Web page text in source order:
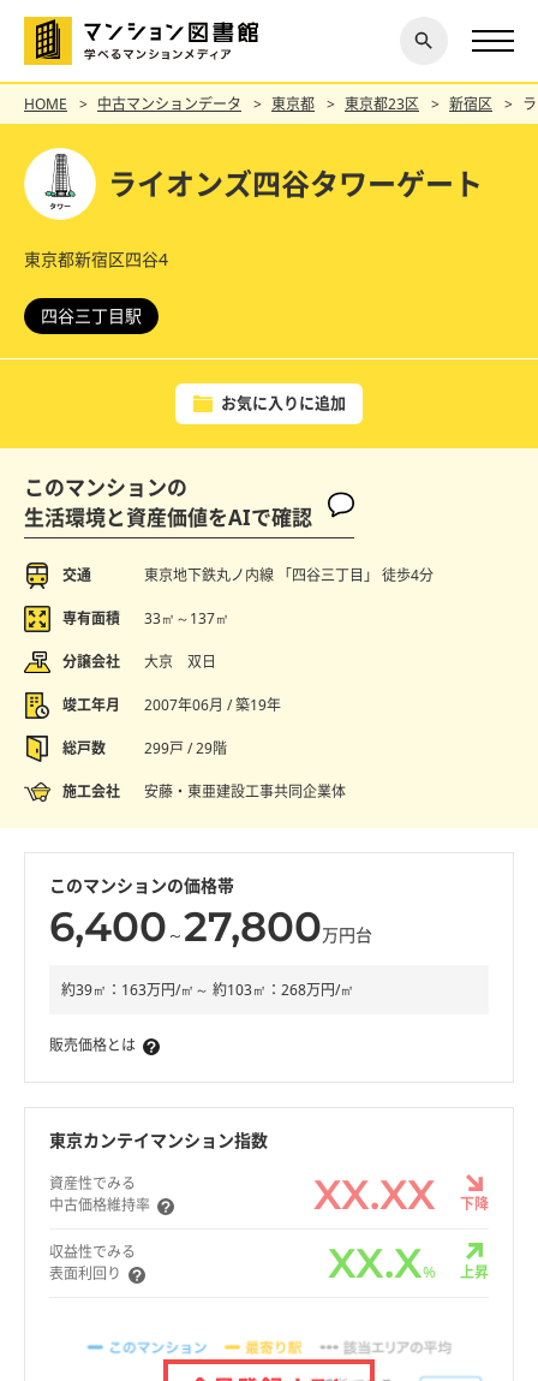
探す
閉じ
る
HOME 中古マンションデータ 東京都 東京都23区 新宿区
ライオンズ四谷タワーゲート
東京都新宿区四谷4
四谷三丁目駅
お気に入りに追加
このマンションの
生活環境と資産価値をAIで確認
交通 東京地下鉄丸ノ内線 「四谷三丁目」 徒歩4分
専有面積 33㎡～137㎡
分譲会社 大京 双日
竣工年月 2007年06月 / 築19年
総戸数 299戸 / 29階
施工会社 安藤・東亜建設工事共同企業体
このマンションの価格帯
6,400 ～27,800万円台
約39㎡：163万円/㎡～ 約103㎡：268万円/㎡
販売価格とは
東京カンテイマンション指数
資産性でみる
中古価格維持率
XX.XX 下降
収益性でみる
表面利回り
XX.X% 上昇